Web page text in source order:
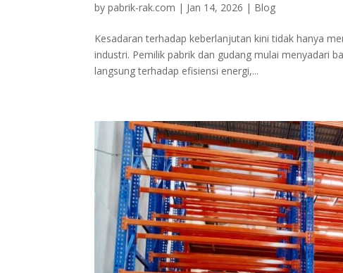
bypabrik-rak.com | Jan 14, 2026 | Blog
Kesadaran terhadap keberlanjutan kini tidak hanya
industri. Pemilik pabrik dan gudang mulai menyadari
langsung terhadap efisiensi energi,...